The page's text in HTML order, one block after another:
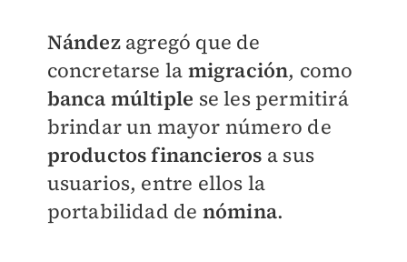
Nández agregó que de
concretarse la migración, como
banca múltiple se les permitirá
brindar un mayor número de
productos financieros a sus
usuarios, entre ellos la
portabilidad de nómina.